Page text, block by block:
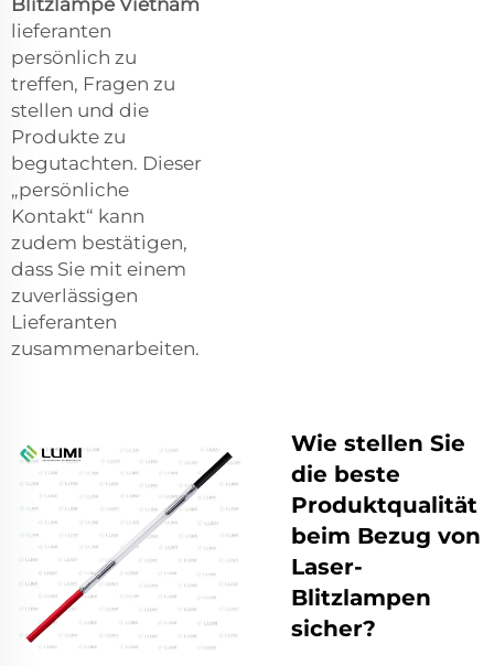
lieferanten
persönlich zu
treffen, Fragen zu
stellen und die
Produkte zu
begutachten. Dieser
„persönliche
Kontakt“ kann
zudem bestätigen,
dass Sie mit einem
zuverlässigen
Lieferanten
zusammenarbeiten.
Wie stellen Sie
die beste
Produktqualität
beim Bezug von
Laser-
Blitzlampen
sicher?